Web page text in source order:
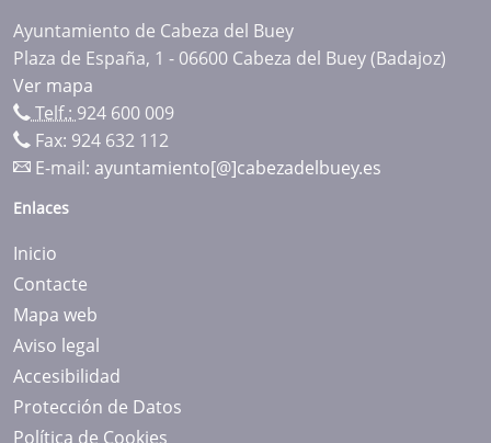
Ayuntamiento de Cabeza del Buey
Plaza de España, 1 - 06600 Cabeza del Buey (Badajoz)
Ver mapa
Telf.: 924 600 009
Fax: 924 632 112
E-mail: ayuntamiento[@]cabezadelbuey.es
Enlaces
Inicio
Contacte
Mapa web
Aviso legal
Accesibilidad
Protección de Datos
Política de Cookies